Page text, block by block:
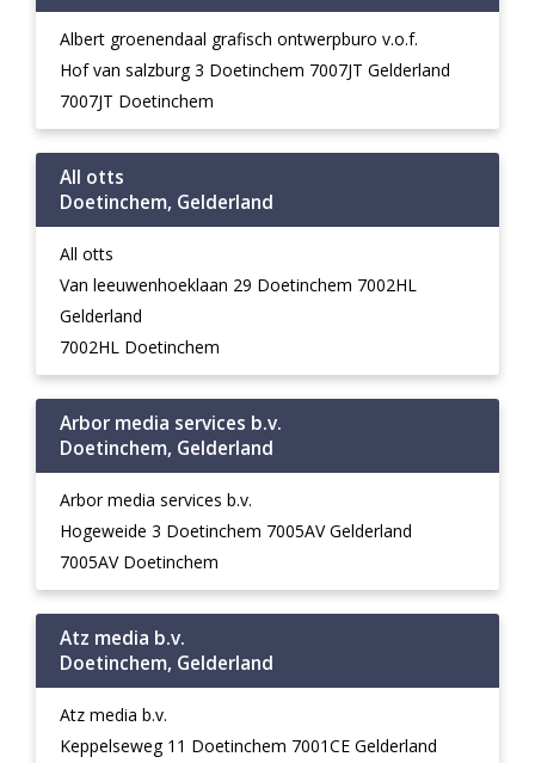
Albert groenendaal grafisch ontwerpburo v.o.f.
Hof van salzburg 3 Doetinchem 7007JT Gelderland
7007JT Doetinchem
All otts
Doetinchem, Gelderland
All otts
Van leeuwenhoeklaan 29 Doetinchem 7002HL
Gelderland
7002HL Doetinchem
Arbor media services b.v.
Doetinchem, Gelderland
Arbor media services b.v.
Hogeweide 3 Doetinchem 7005AV Gelderland
7005AV Doetinchem
Atz media b.v.
Doetinchem, Gelderland
Atz media b.v.
Keppelseweg 11 Doetinchem 7001CE Gelderland